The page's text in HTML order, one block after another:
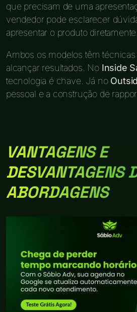
que precisam de uma
vendedor pode esclarecer
apresentar o produto diretamente.
Ambos os modelos têm
alcançar resultados. No Inside
tecnologia é chave. Já no
pessoal e a construção de
VANTAGENS E
DESVANTAGENS
ABORDAGENS